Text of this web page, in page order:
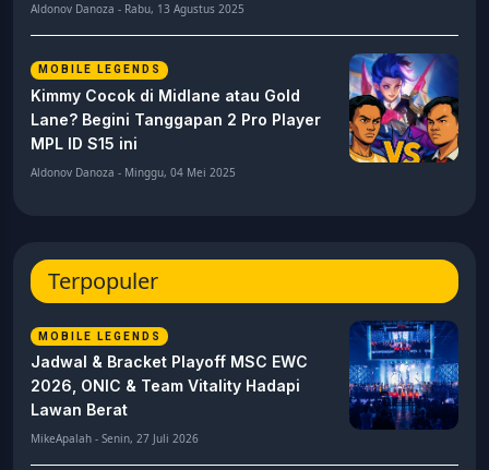
Aldonov Danoza - Rabu, 13 Agustus 2025
MOBILE LEGENDS
Kimmy Cocok di Midlane atau Gold
Lane? Begini Tanggapan 2 Pro Player
MPL ID S15 ini
Aldonov Danoza - Minggu, 04 Mei 2025
Terpopuler
MOBILE LEGENDS
Jadwal & Bracket Playoff MSC EWC
2026, ONIC & Team Vitality Hadapi
Lawan Berat
MikeApalah - Senin, 27 Juli 2026